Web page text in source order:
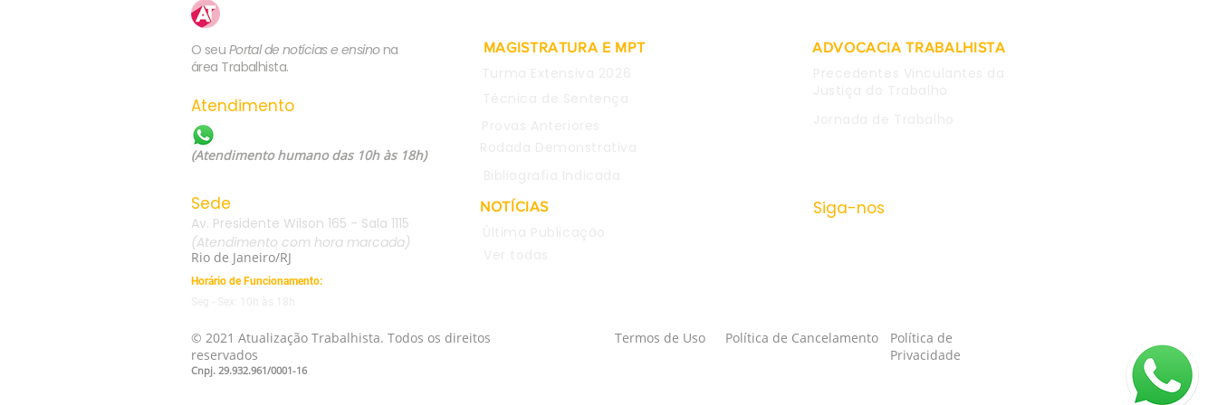
O seu Portal de notícias e ensino na
área Trabalhista.
Atendimento
(Atendimento humano das 10h às 18h)
Sede
Av. Presidente Wilson 165 - Sala 1115
(Atendimento com hora marcada)
Rio de Janeiro/RJ
MAGISTRATURA E MPT
NOTÍCIAS
ADVOCACIA TRABALHISTA
Siga-nos
Horário de Funcionamento:
© 2021 Atualização Trabalhista. Todos os direitos
reservados
Termos de Uso Política de Cancelamento
Política de
Privacidade
Cnpj. 29.932.961/0001-16